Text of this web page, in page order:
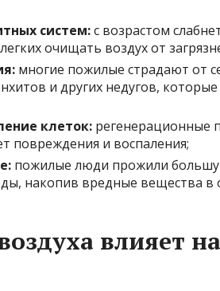
систем:с возрастом
очищать воздух от
многие пожилые страдают от
и других недугов,
клеток: регенерационные
повреждения и воспаления;
пожилые люди прожили
накопив вредные вещества в
влияет